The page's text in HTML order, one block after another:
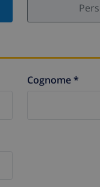
Cognome *